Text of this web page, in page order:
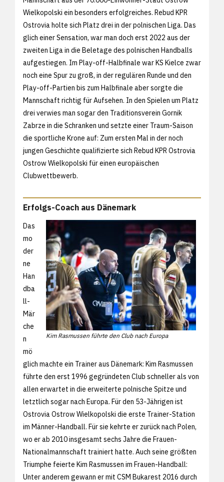
Wielkopolski ein besonders erfolgreiches. Rebud KPR
Ostrovia holte sich Platz drei in der polnischen Liga. Das
glich einer Sensation, war man doch erst 2022 aus der
zweiten Liga in die Beletage des polnischen Handballs
aufgestiegen. Im Play-off-Halbfinale war KS Kielce zwar
noch eine Spur zu groß, in der regulären Runde und den
Play-off-Partien bis zum Halbfinale aber sorgte die
Mannschaft richtig für Aufsehen. In den Spielen um Platz
drei verwies man sogar den Traditionsverein Gornik
Zabrze in die Schranken und setzte einer Traum-Saison
die sportliche Krone auf: Zum ersten Mal in der noch
jungen Geschichte qualifizierte sich Rebud KPR Ostrovia
Ostrow Wielkopolski für einen europäischen
Clubwettbewerb.
Erfolgs-Coach aus Dänemark
Kim Rasmussen führte den Club nach Europa
Das
mo
der
ne
Han
dba
ll-
Mär
che
n
mö
glich machte ein Trainer aus Dänemark: Kim Rasmussen
führte den erst 1996 gegründeten Club schneller als von
allen erwartet in die erweiterte polnische Spitze und
letztlich sogar nach Europa. Für den 53-Jährigen ist
Ostrovia Ostrow Wielkopolski die erste Trainer-Station
im Männer-Handball. Für sie kehrte er zurück nach Polen,
wo er ab 2010 insgesamt sechs Jahre die Frauen-
Nationalmannschaft trainiert hatte. Auch seine größten
Triumphe feierte Kim Rasmussen im Frauen-Handball:
Unter anderem gewann er mit CSM Bukarest 2016 durch